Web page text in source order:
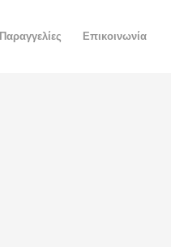
Παραγγελίες Επικοινωνία